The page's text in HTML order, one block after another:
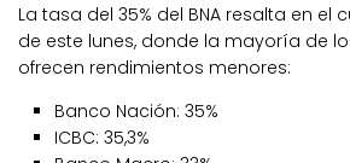
La tasa del 35% del BNA resalta en
de este lunes, donde la mayoría de
ofrecen rendimientos menores:
Banco Nación: 35%
ICBC: 35,3%